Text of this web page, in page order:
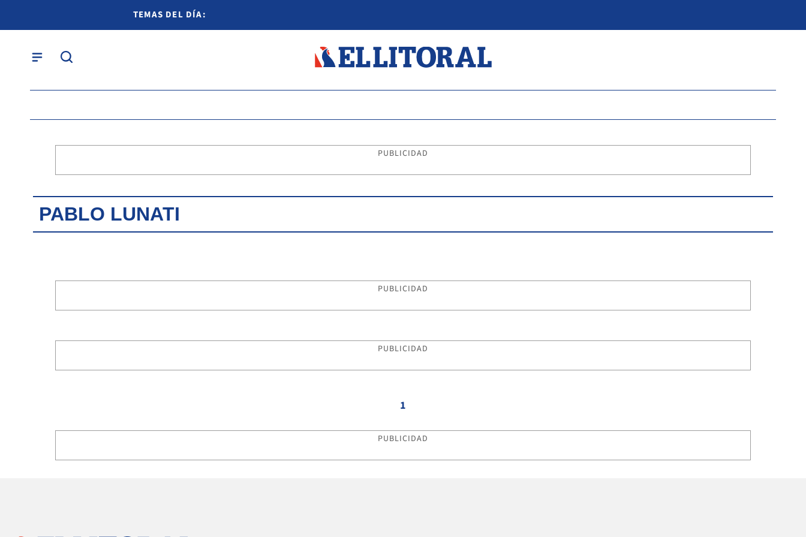
TEMAS DEL DÍA:
PUBLICIDAD
PABLO LUNATI
PUBLICIDAD
PUBLICIDAD
1
PUBLICIDAD